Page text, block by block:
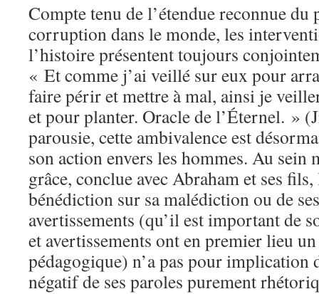
Compte tenu de l’étendue reconnue du
corruption dans le monde, les
l’histoire présentent toujours
« Et comme j’ai veillé sur eux pour
faire périr et mettre à mal, ainsi je
et pour planter. Oracle de l’Éternel. »
parousie, cette ambivalence est
son action envers les hommes. Au sein
grâce, conclue avec Abraham et ses
bénédiction sur sa malédiction ou de
avertissements (qu’il est important de
et avertissements ont en premier lieu
pédagogique) n’a pas pour implication
négatif de ses paroles purement